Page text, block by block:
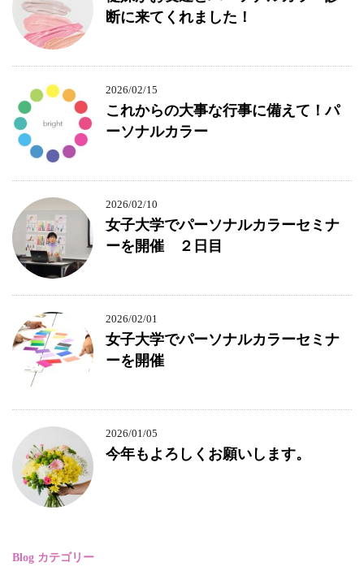
断に来てくれました！
2026/02/15
これからの大事な行事に備えて！パ
ーソナルカラー
2026/02/10
女子大学でパーソナルカラーセミナ
ーを開催 ２日目
2026/02/01
女子大学でパーソナルカラーセミナ
ーを開催
2026/01/05
今年もよろしくお願いします。
Blog カテゴリー